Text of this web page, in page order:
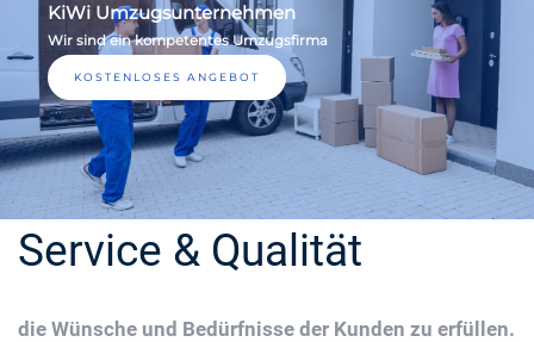
KiWi Umzugsunternehmen
Wir sind ein kompetentes Umzugsfirma
KOSTENLOSES ANGEBOT
Service & Qualität
die Wünsche und Bedürfnisse der Kunden zu erfüllen.